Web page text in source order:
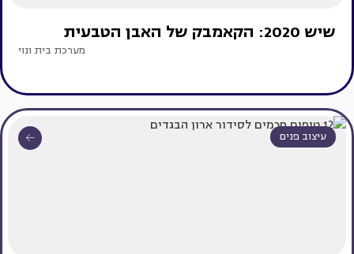
שיש 2020: הקאמבק של האבן הטבעית
מערכת בית ונוי
עיצוב פנים